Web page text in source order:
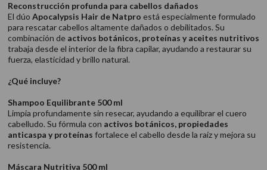
Reconstrucción profunda para cabellos dañados
El dúo Apocalypsis Hair de Natpro está especialmente formulado
para rescatar cabellos altamente dañados o debilitados. Su
combinación de activos botánicos, proteínas y aceites nutritivos
trabaja desde el interior de la fibra capilar, ayudando a restaurar su
fuerza, elasticidad y brillo natural.
¿Qué incluye?
Shampoo Equilibrante 500 ml
Limpia profundamente sin resecar, ayudando a equilibrar el cuero
cabelludo. Su fórmula con activos botánicos, propiedades
anticaspa y proteínas fortalece el cabello desde la raíz y mejora su
resistencia.
Máscara Nutritiva 500 ml